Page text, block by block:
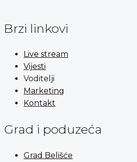
Brzi linkovi
Live stream
Vijesti
Voditelji
Marketing
Kontakt
Grad i poduzeća
Grad Belišće